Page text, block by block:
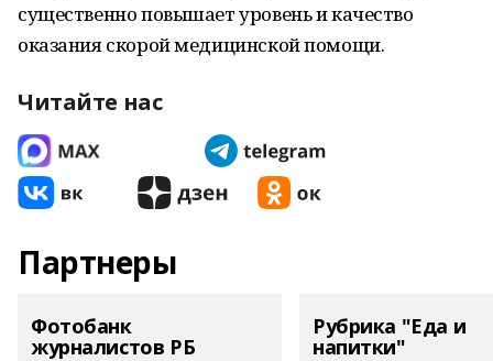
существенно повышает уровень и качество
оказания скорой медицинской помощи.
Читайте нас
Партнеры
Фотобанк
журналистов РБ
Рубрика "Еда и
напитки"